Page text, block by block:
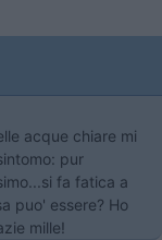
acque chiare mi
pur
fa fatica a
puo' essere? Ho
mille!